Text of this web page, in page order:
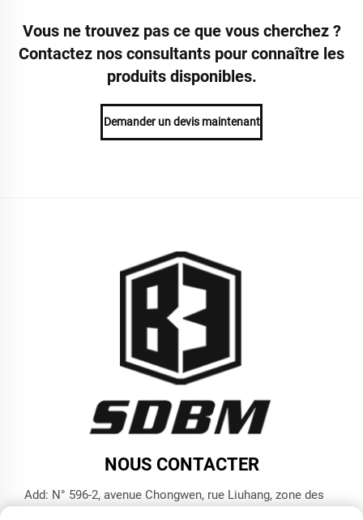
Vous ne trouvez pas ce que vous cherchez ?
Contactez nos consultants pour connaître les
produits disponibles.
Demander un devis maintenant
NOUS CONTACTER
Add: N° 596-2, avenue Chongwen, rue Liuhang, zone des